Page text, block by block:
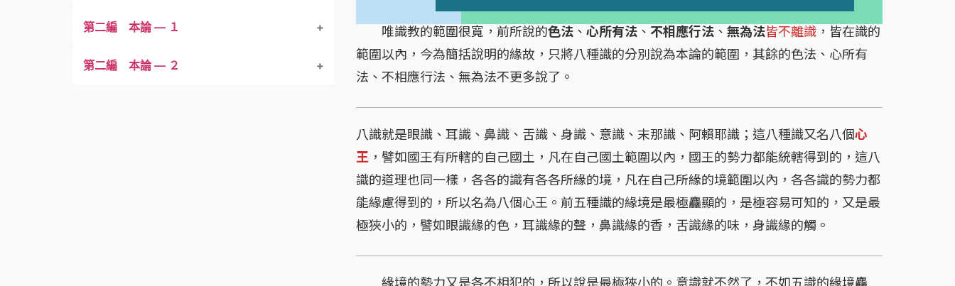
第二編 本論 — １
第二編 本論 — ２
唯識教的範圍很寬，前所說的色法、心所有法、不相應行法、無為法皆不離識，皆在識的
範圍以內，今為簡括說明的緣故，只將八種識的分別說為本論的範圍，其餘的色法、心所有
法、不相應行法、無為法不更多說了。
八識就是眼識、耳識、鼻識、舌識、身識、意識、末那識、阿賴耶識；這八種識又名八個心
王 ，譬如國王有所轄的自己國土，凡在自己國土範圍以內，國王的勢力都能統轄得到的，這八
識的道理也同一樣，各各的識有各各所緣的境，凡在自己所緣的境範圍以內，各各識的勢力都
能緣慮得到的，所以名為八個心王。前五種識的緣境是最極麤顯的，是極容易可知的，又是最
極狹小的，譬如眼識緣的色，耳識緣的聲，鼻識緣的香，舌識緣的味，身識緣的觸。
緣境的勢力又是各不相犯的，所以說是最極狹小的。意識就不然了，不如五識的緣境麤